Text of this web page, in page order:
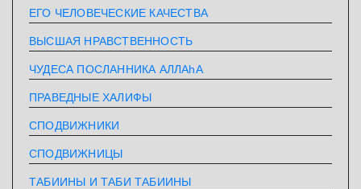
ЕГО ЧЕЛОВЕЧЕСКИЕ КАЧЕСТВА
ВЫСШАЯ НРАВСТВЕННОСТЬ
ЧУДЕСА ПОСЛАННИКА АЛЛАhА
ПРАВЕДНЫЕ ХАЛИФЫ
СПОДВИЖНИКИ
СПОДВИЖНИЦЫ
ТАБИИНЫ И ТАБИ ТАБИИНЫ